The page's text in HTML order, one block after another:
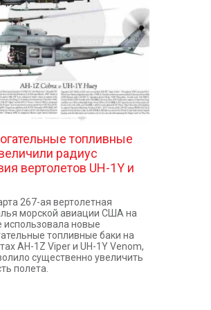
топливные
радиус
вертолетов UH-1Y и
267-ая вертолетная
морской авиации США на
использовала новые
топливные баки на
AH-1Z Viper и UH-1Y Venom,
существенно увеличить
полета.